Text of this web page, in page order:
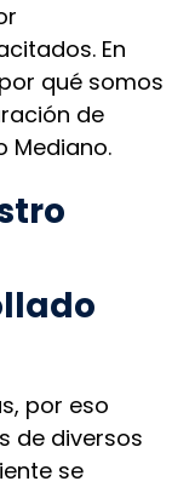
En
qué somos
de
Mediano.
por eso
de diversos
se